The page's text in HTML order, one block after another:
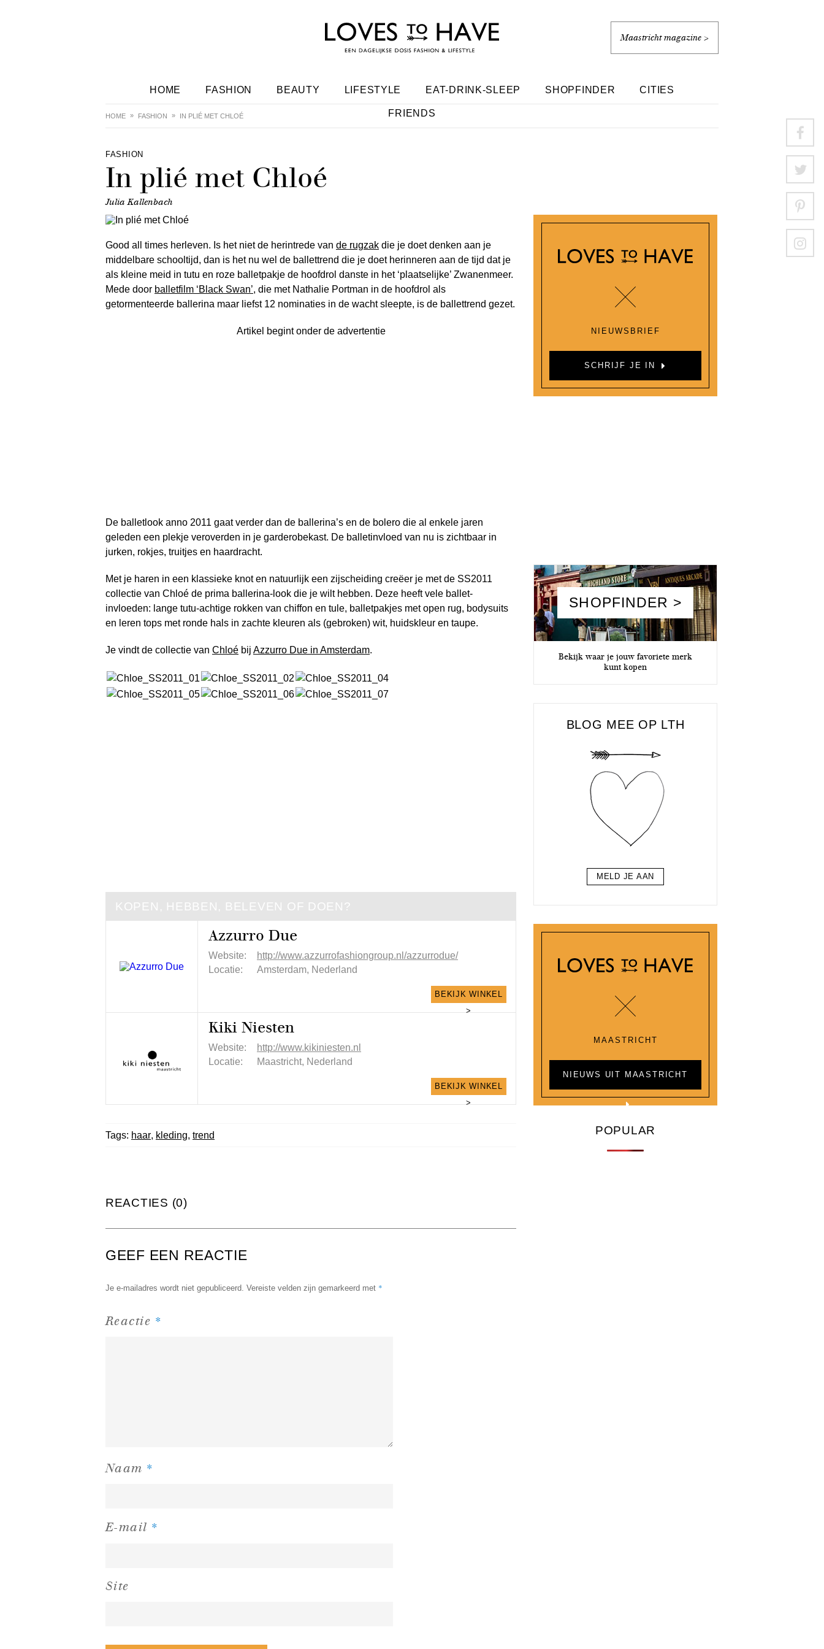
Maastricht magazine >
HOME FASHION BEAUTY LIFESTYLE EAT-DRINK-SLEEP SHOPFINDER CITIES
FRIENDS
HOME FASHION IN PLIÉ MET CHLOÉ
FASHION
In plié met Chloé
Julia Kallenbach
Good all times herleven. Is het niet de herintrede van de rugzak die je doet denken aan je
middelbare schooltijd, dan is het nu wel de ballettrend die je doet herinneren aan de tijd dat je
als kleine meid in tutu en roze balletpakje de hoofdrol danste in het ‘plaatselijke’ Zwanenmeer.
Mede door balletfilm ‘Black Swan’, die met Nathalie Portman in de hoofdrol als
getormenteerde ballerina maar liefst 12 nominaties in de wacht sleepte, is de ballettrend gezet.
Artikel begint onder de advertentie
De balletlook anno 2011 gaat verder dan de ballerina’s en de bolero die al enkele jaren
geleden een plekje veroverden in je garderobekast. De balletinvloed van nu is zichtbaar in
jurken, rokjes, truitjes en haardracht.
Met je haren in een klassieke knot en natuurlijk een zijscheiding creëer je met de SS2011
collectie van Chloé de prima ballerina-look die je wilt hebben. Deze heeft vele ballet-
invloeden: lange tutu-achtige rokken van chiffon en tule, balletpakjes met open rug, bodysuits
en leren tops met ronde hals in zachte kleuren als (gebroken) wit, huidskleur en taupe.
Je vindt de collectie van Chloé bij Azzurro Due in Amsterdam.
KOPEN, HEBBEN, BELEVEN OF DOEN?
Azzurro Due
Website:
http://www.azzurrofashiongroup.nl/azzurrodue/
Locatie:
Amsterdam, Nederland
BEKIJK WINKEL
>
Kiki Niesten
Website:
http://www.kikiniesten.nl
Locatie:
Maastricht, Nederland
BEKIJK WINKEL
>
Tags: haar, kleding, trend
REACTIES (0)
GEEF EEN REACTIE
Je e-mailadres wordt niet gepubliceerd. Vereiste velden zijn gemarkeerd met *
Reactie *
Naam *
E-mail *
Site
NIEUWSBRIEF
SCHRIJF JE IN
SHOPFINDER >
Bekijk waar je jouw favoriete merk
kunt kopen
BLOG MEE OP LTH
MELD JE AAN
MAASTRICHT
NIEUWS UIT MAASTRICHT
POPULAR